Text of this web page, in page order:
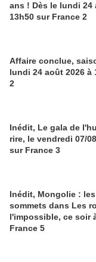
ans ! Dès le lundi 24
13h50 sur France 2
Affaire conclue,
lundi 24 août 2026 à
2
Inédit, Le gala de
rire, le vendredi 07/
sur France 3
Inédit, Mongolie :
sommets dans Les
l'impossible, ce soir
France 5